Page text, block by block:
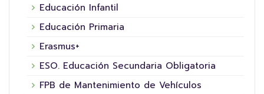
Educación Infantil
Educación Primaria
Erasmus+
ESO. Educación Secundaria Obligatoria
FPB de Mantenimiento de Vehículos